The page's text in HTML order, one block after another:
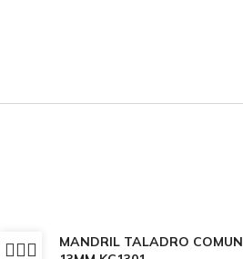
MANDRIL TALADRO COMUN